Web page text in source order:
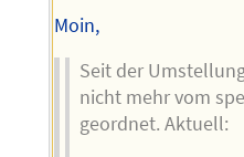
Moin,
Seit der
nicht mehr vom
geordnet. Aktuell: